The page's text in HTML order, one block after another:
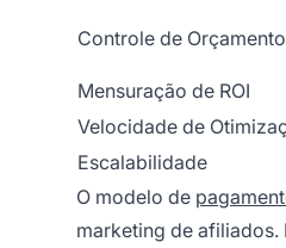
Controle de Orçamento
Mensuração de ROI
Velocidade de
Escalabilidade
O modelo de
marketing de